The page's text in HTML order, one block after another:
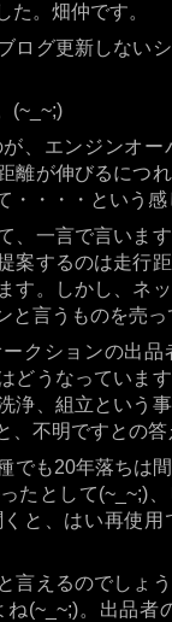
。畑仲です。
ログ更新しない
(~_~;)
、エンジンオ
離が伸びるにつ
・・・・という
、一言で言いま
案するのは走行
す。しかし、ネ
と言うものを売
クションの出
どうなっていま
浄、組立という
、不明ですとの
でも20年落ちは
たとして(~_~;)
と、はい再使
言えるのでしょ
ね(~_~;)。出品